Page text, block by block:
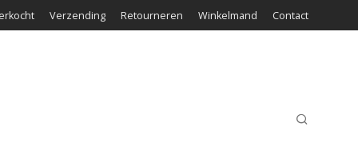
Verzending Retourneren Winkelmand Contact